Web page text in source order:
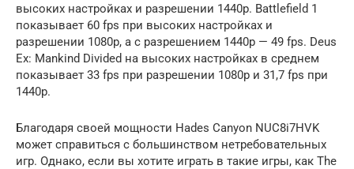
высоких настройках и разрешении 1440p. Battlefield 1
показывает 60 fps при высоких настройках и
разрешении 1080p, а с разрешением 1440p — 49 fps. Deus
Ex: Mankind Divided на высоких настройках в среднем
показывает 33 fps при разрешении 1080p и 31,7 fps при
1440p.
Благодаря своей мощности Hades Canyon NUC8i7HVK
может справиться с большинством нетребовательных
игр. Однако, если вы хотите играть в такие игры, как The